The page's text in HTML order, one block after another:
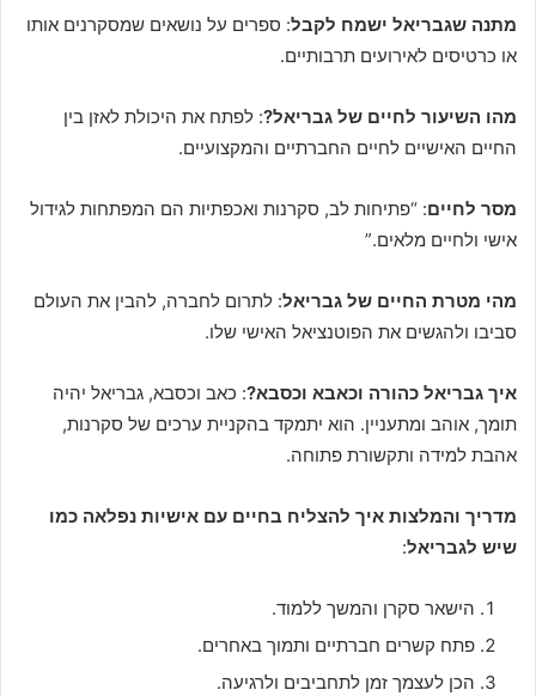
מתנה שגבריאל ישמח לקבל: ספרים על נושאים שמסקרנים אותו
או כרטיסים לאירועים תרבותיים.
מהו השיעור לחיים של גבריאל?: לפתח את היכולת לאזן בין
החיים האישיים לחיים החברתיים והמקצועיים.
מסר לחיים: “פתיחות לב, סקרנות ואכפתיות הם המפתחות לגידול
אישי ולחיים מלאים.”
מהי מטרת החיים של גבריאל: לתרום לחברה, להבין את העולם
סביבו ולהגשים את הפוטנציאל האישי שלו.
איך גבריאל כהורה וכאבא וכסבא?: כאב וכסבא, גבריאל יהיה
תומך, אוהב ומתעניין. הוא יתמקד בהקניית ערכים של סקרנות,
אהבת למידה ותקשורת פתוחה.
מדריך והמלצות איך להצליח בחיים עם אישיות נפלאה כמו
שיש לגבריאל:
הישאר סקרן והמשך ללמוד.
פתח קשרים חברתיים ותמוך באחרים.
הכן לעצמך זמן לתחביבים ולרגיעה.